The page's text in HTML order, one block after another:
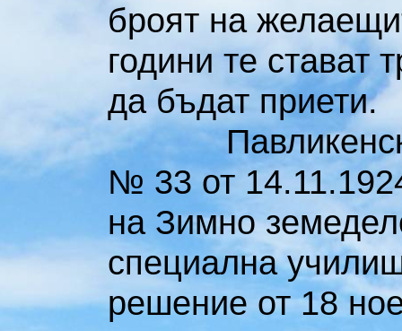
броят на
години те стават
да бъдат приети.
№ 33 от
на Зимно
специална
решение от 18